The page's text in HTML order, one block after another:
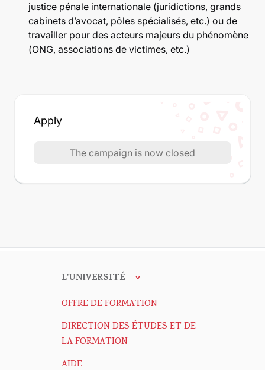
justice pénale internationale (juridictions, grands
cabinets d’avocat, pôles spécialisés, etc.) ou de
travailler pour des acteurs majeurs du phénomène
(ONG, associations de victimes, etc.)
Apply
The campaign is now closed
L'UNIVERSITÉ
OFFRE DE FORMATION
DIRECTION DES ÉTUDES ET DE
LA FORMATION
AIDE